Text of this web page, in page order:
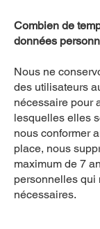
Combien de
données
Nous ne
des utilisateurs
nécessaire pour
lesquelles elles
nous conformer
place, nous
maximum de 7
personnelles qui
nécessaires.